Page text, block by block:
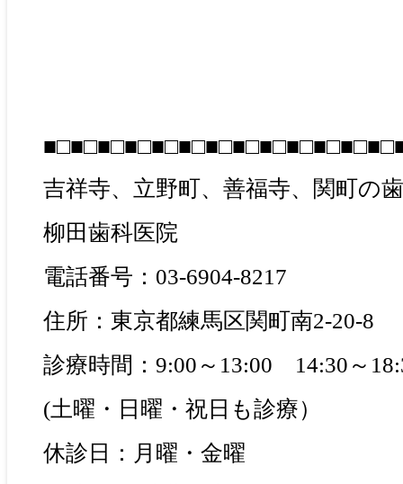
吉祥寺、立野町、善福寺、関町の
柳田歯科医院
電話番号：03-6904-8217
住所：東京都練馬区関町南2-20-8
診療時間：9:00～13:00 14:30～
(土曜・日曜・祝日も診療）
休診日：月曜・金曜